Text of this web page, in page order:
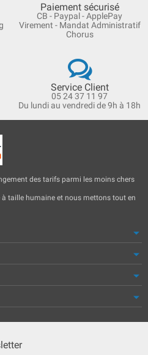
Paiement sécurisé
CB - Paypal - ApplePay
Virement - Mandat Administratif
Chorus
Service Client
05 24 37 11 97
Du lundi au vendredi de 9h à 18h
des tarifs parmi les moins chers
taille humaine et nous mettons tout en